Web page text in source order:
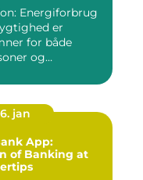
Energiforbrug
er
for både
og
jan
App:
of Banking at